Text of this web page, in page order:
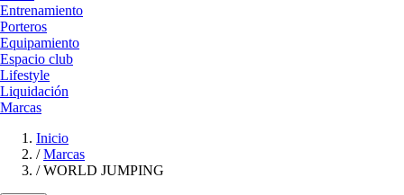
Entrenamiento
Porteros
Equipamiento
Espacio club
Lifestyle
Liquidación
Marcas
Inicio
/ Marcas
/ WORLD JUMPING